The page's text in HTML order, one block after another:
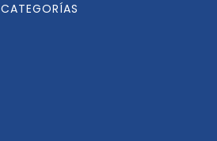
CATEGORÍAS